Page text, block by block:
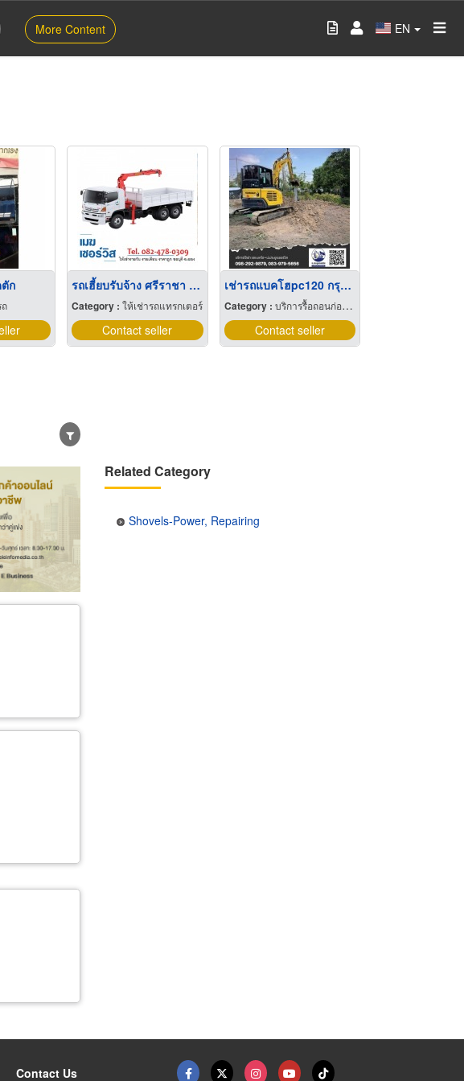
More Content EN
ก รถเฮี้ยบรับจ้าง ศรีราชา ชลบุรี-ระยอง
Category : ให้เช่ารถแทรกเตอร์
Contact seller
เช่ารถแบคโฮpc120 กรุงเทพ
Category : บริการรื้อถอนก่อสร้าง
Contact seller
Related Category
Shovels-Power, Repairing
Contact Us